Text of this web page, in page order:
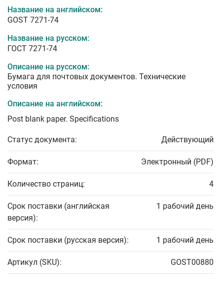
Название на английском:
GOST 7271-74
Название на русском:
ГОСТ 7271-74
Описание на русском:
Бумага для почтовых документов. Технические
условия
Описание на английском:
Post blank paper. Specifications
Статус документа: Действующий
Формат: Электронный (PDF)
Количество страниц: 4
Срок поставки (английская
версия):
1 рабочий день
Срок поставки (русская версия): 1 рабочий день
Артикул (SKU): GOST00880